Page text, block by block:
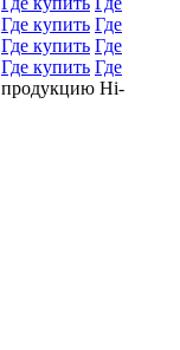
Где купить Где
Где купить Где
Где купить Где
продукцию Hi-